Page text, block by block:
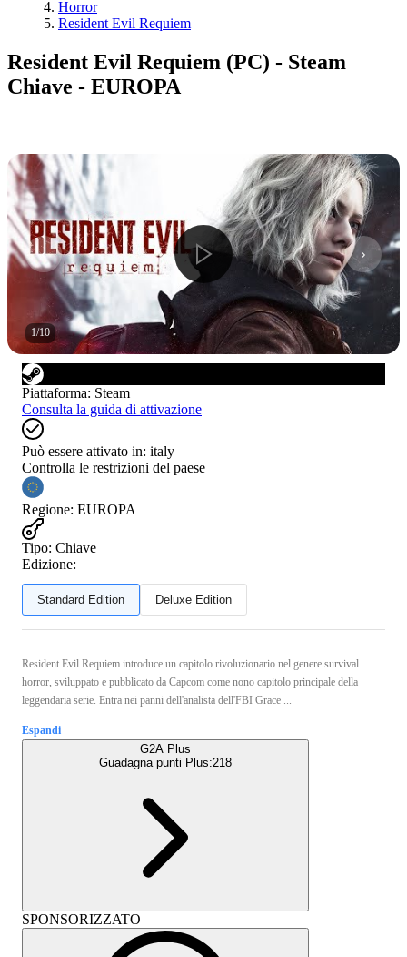
Horror
Resident Evil Requiem
Resident Evil Requiem (PC) - Steam
Chiave - EUROPA
1/10
Piattaforma: Steam
Consulta la guida di attivazione
Può essere attivato in: italy
Controlla le restrizioni del paese
Regione: EUROPA
Tipo: Chiave
Edizione:
Standard Edition Deluxe Edition
Resident Evil Requiem introduce un capitolo rivoluzionario nel genere survival
horror, sviluppato e pubblicato da Capcom come nono capitolo principale della
leggendaria serie. Entra nei panni dell'analista dell'FBI Grace ...
Espandi
G2A Plus
Guadagna punti Plus:218
SPONSORIZZATO